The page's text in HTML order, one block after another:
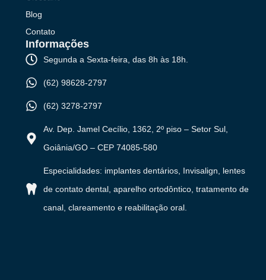
Blog
Contato
Informações
Segunda a Sexta-feira, das 8h às 18h.
(62) 98628-2797
(62) 3278-2797
Av. Dep. Jamel Cecílio, 1362, 2º piso – Setor Sul,
Goiânia/GO – CEP 74085-580
Especialidades: implantes dentários, Invisalign, lentes
de contato dental, aparelho ortodôntico, tratamento de
canal, clareamento e reabilitação oral.